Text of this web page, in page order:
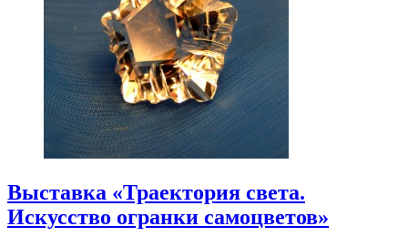
Выставка «Траектория света.
Искусство огранки самоцветов»